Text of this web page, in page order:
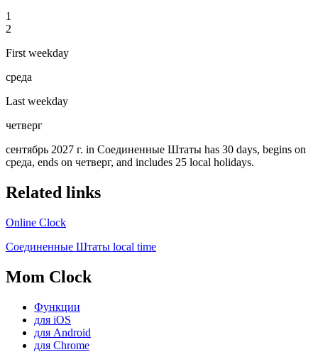
1
2
First weekday
среда
Last weekday
четверг
сентябрь 2027 г. in Соединенные Штаты has 30 days, begins on
среда, ends on четверг, and includes 25 local holidays.
Related links
Online Clock
Соединенные Штаты local time
Mom Clock
Функции
для iOS
для Android
для Chrome